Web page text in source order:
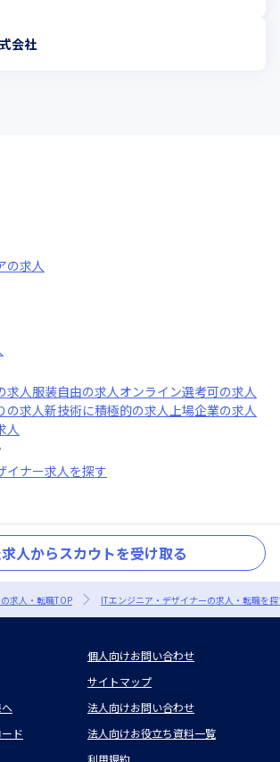
会社
の求人
求人服装自由の求人オンライン選考可の求人
の求人新技術に積極的の求人上場企業の求人
人
イナー求人を探す
人からスカウトを受け取る
求人・転職TOP ITエンジニア・デザイナーの求人・転職を
個人向けお問い合わせ
サイトマップ
法人向けお問い合わせ
ド
法人向けお役立ち資料一覧
利用規約